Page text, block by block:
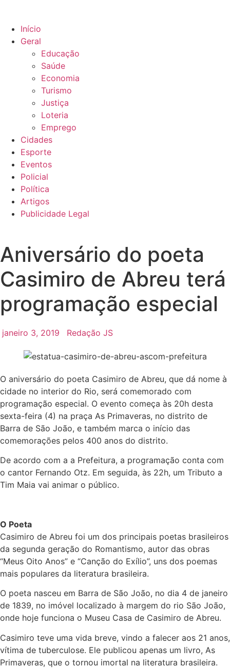
conteúdo
Início
Geral
Educação
Saúde
Economia
Turismo
Justiça
Loteria
Emprego
Cidades
Esporte
Eventos
Policial
Política
Artigos
Publicidade Legal
Aniversário do poeta
Casimiro de Abreu terá
programação especial
janeiro 3, 2019 Redação JS
O aniversário do poeta Casimiro de Abreu, que dá nome à
cidade no interior do Rio, será comemorado com
programação especial. O evento começa às 20h desta
sexta-feira (4) na praça As Primaveras, no distrito de
Barra de São João, e também marca o início das
comemorações pelos 400 anos do distrito.
De acordo com a a Prefeitura, a programação conta com
o cantor Fernando Otz. Em seguida, às 22h, um Tributo a
Tim Maia vai animar o público.
O Poeta
Casimiro de Abreu foi um dos principais poetas brasileiros
da segunda geração do Romantismo, autor das obras
“Meus Oito Anos” e “Canção do Exílio”, uns dos poemas
mais populares da literatura brasileira.
O poeta nasceu em Barra de São João, no dia 4 de janeiro
de 1839, no imóvel localizado à margem do rio São João,
onde hoje funciona o Museu Casa de Casimiro de Abreu.
Casimiro teve uma vida breve, vindo a falecer aos 21 anos,
vítima de tuberculose. Ele publicou apenas um livro, As
Primaveras, que o tornou imortal na literatura brasileira.